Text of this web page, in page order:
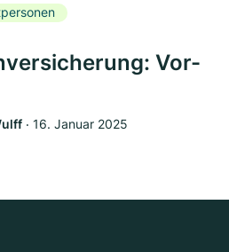
Vor-
‧ 16. Januar 2025